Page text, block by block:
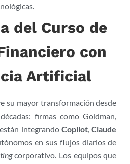
del Curso de
con
Artificial
su mayor transformación desde
firmas como Goldman,
integrando Copilot,Claude
en sus flujos diarios de
corporativo. Los equipos que